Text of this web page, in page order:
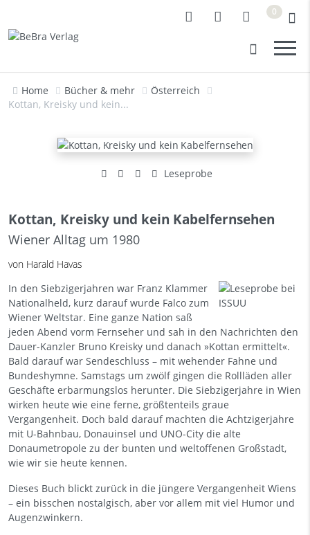
0
Home Bücher & mehr
Österreich
Kottan, Kreisky und kein...
Leseprobe
Kottan, Kreisky und kein Kabelfernsehen
Wiener Alltag um 1980
von Harald Havas
In den Siebzigerjahren war Franz Klammer
Nationalheld, kurz darauf wurde Falco zum
Wiener Weltstar. Eine ganze Nation saß
jeden Abend vorm Fernseher und sah in den Nachrichten den
Dauer-Kanzler Bruno Kreisky und danach »Kottan ermittelt«.
Bald darauf war Sendeschluss – mit wehender Fahne und
Bundeshymne. Samstags um zwölf gingen die Rollläden aller
Geschäfte erbarmungslos herunter. Die Siebzigerjahre in Wien
wirken heute wie eine ferne, größtenteils graue
Vergangenheit. Doch bald darauf machten die Achtzigerjahre
mit U-Bahnbau, Donauinsel und UNO-City die alte
Donaumetropole zu der bunten und weltoffenen Großstadt,
wie wir sie heute kennen.
Dieses Buch blickt zurück in die jüngere Vergangenheit Wiens
– ein bisschen nostalgisch, aber vor allem mit viel Humor und
Augenzwinkern.